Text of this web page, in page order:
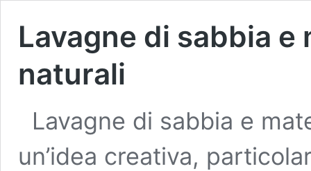
Lavagne di sabbia
naturali
Lavagne di sabbia e
un’idea creativa,